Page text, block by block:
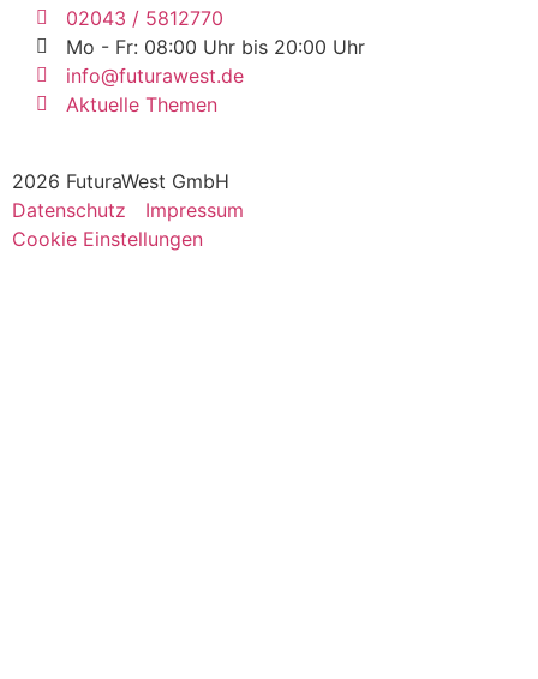
02043 / 5812770
Mo - Fr: 08:00 Uhr bis 20:00 Uhr
info@futurawest.de
Aktuelle Themen
2026 FuturaWest GmbH
Datenschutz
Impressum
Cookie Einstellungen